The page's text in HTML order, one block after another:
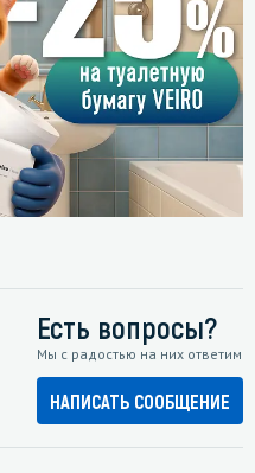
Есть вопросы?
Мы с радостью на них ответим
НАПИСАТЬ СООБЩЕНИЕ